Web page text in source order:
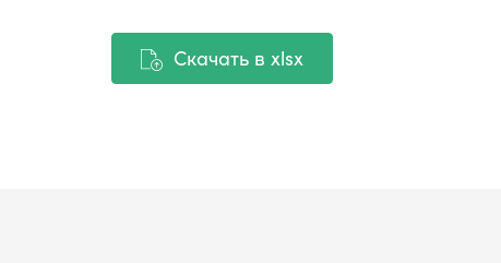
Скачать в xlsx